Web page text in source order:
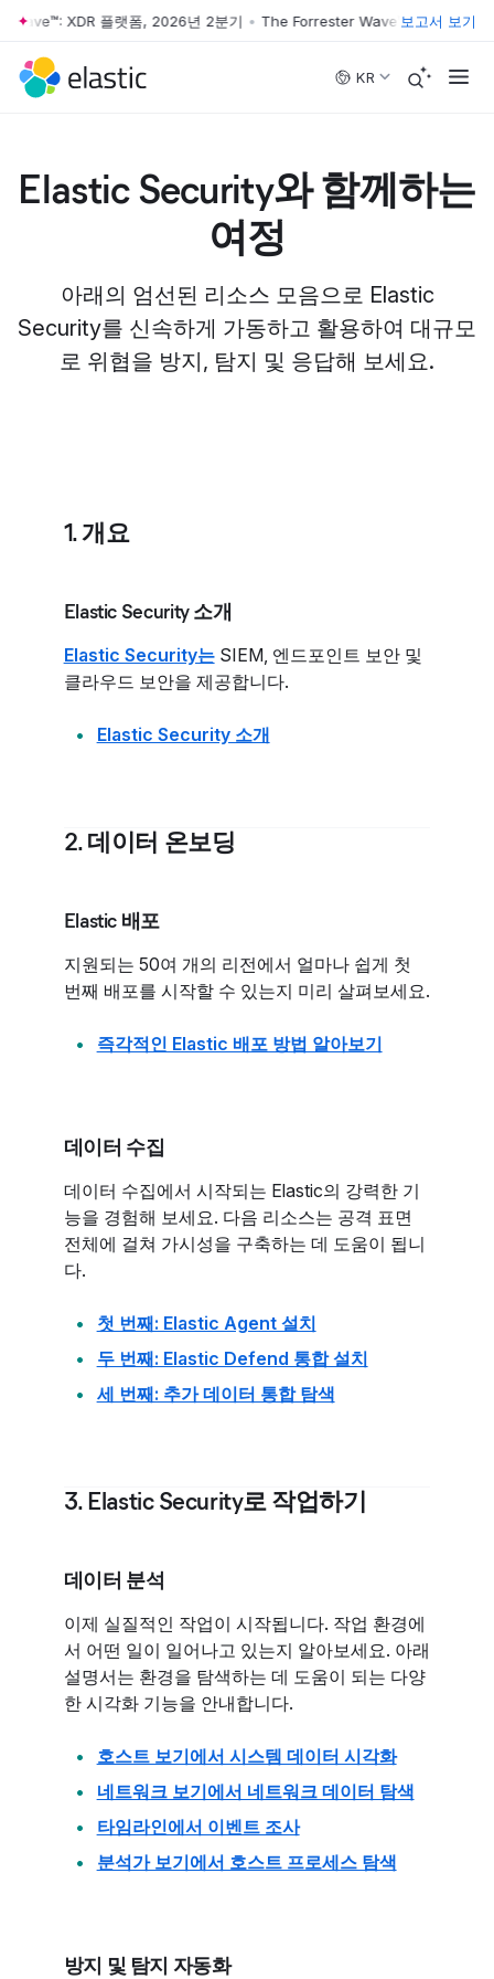
Skip to main content
XDR 플랫폼, 2026년 2분기 • The Forrester Wave™: XDR 플랫폼,
보고서 보기
KR
Elastic Security와 함께하는
여정
아래의 엄선된 리소스 모음으로 Elastic
Security를 신속하게 가동하고 활용하여 대규모
로 위협을 방지, 탐지 및 응답해 보세요.
1. 개요
Elastic Security 소개
Elastic Security는SIEM, 엔드포인트 보안 및
클라우드 보안을 제공합니다.
Elastic Security 소개
2. 데이터 온보딩
Elastic 배포
지원되는 50여 개의 리전에서 얼마나 쉽게 첫
번째 배포를 시작할 수 있는지 미리 살펴보세요.
즉각적인 Elastic 배포 방법 알아보기
데이터 수집
데이터 수집에서 시작되는 Elastic의 강력한 기
능을 경험해 보세요. 다음 리소스는 공격 표면
전체에 걸쳐 가시성을 구축하는 데 도움이 됩니
다.
첫 번째: Elastic Agent 설치
두 번째: Elastic Defend 통합 설치
세 번째: 추가 데이터 통합 탐색
3. Elastic Security로 작업하기
데이터 분석
이제 실질적인 작업이 시작됩니다. 작업 환경에
서 어떤 일이 일어나고 있는지 알아보세요. 아래
설명서는 환경을 탐색하는 데 도움이 되는 다양
한 시각화 기능을 안내합니다.
호스트 보기에서 시스템 데이터 시각화
네트워크 보기에서 네트워크 데이터 탐색
타임라인에서 이벤트 조사
분석가 보기에서 호스트 프로세스 탐색
방지 및 탐지 자동화